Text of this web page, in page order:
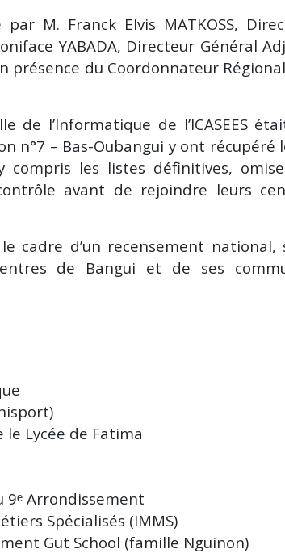
M. Franck Elvis MATKOSS,
YABADA, Directeur Général
présence du Coordonnateur
l’Informatique de l’ICASEES
n°7 – Bas-Oubangui y ont récupéré
les listes définitives,
avant de rejoindre leurs
d’un recensement national,
de Bangui et de ses
Lycée de Fatima
9ᵉ Arrondissement
Spécialisés (IMMS)
Gut School (famille Nguinon)